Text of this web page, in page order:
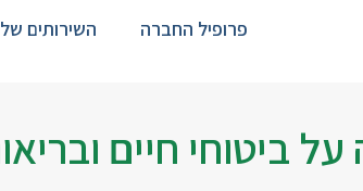
פרופיל החברה השירותים
ביטוחי חיים